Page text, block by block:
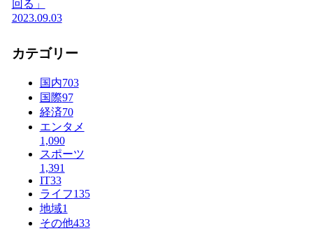
回る」
2023.09.03
カテゴリー
国内703
国際97
経済70
エンタメ
1,090
スポーツ
1,391
IT33
ライフ135
地域1
その他433